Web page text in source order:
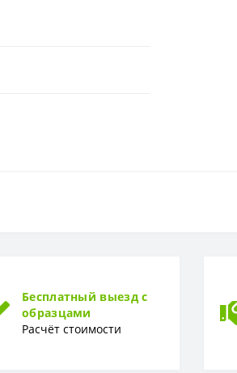
Бесплатный выезд с
образцами
Расчёт стоимости